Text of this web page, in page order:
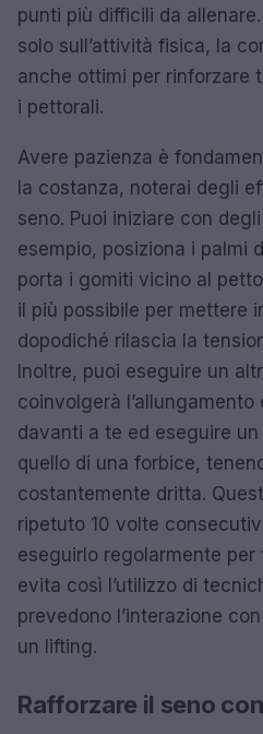
punti più difficili da
solo sull’attività fisica, la
anche ottimi per rinforzare
i pettorali.
Avere pazienza è
la costanza, noterai degli
seno. Puoi iniziare con
esempio, posiziona i palmi
porta i gomiti vicino al
il più possibile per mettere
dopodiché rilascia la
Inoltre, puoi eseguire un
coinvolgerà
davanti a te ed eseguire
quello di una forbice,
costantemente dritta.
ripetuto 10 volte
eseguirlo regolarmente
evita così l’utilizzo di
prevedono l’interazione
un lifting.
Rafforzare il seno